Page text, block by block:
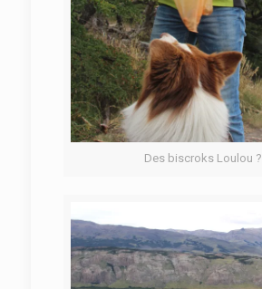
Des biscroks Loulou ?